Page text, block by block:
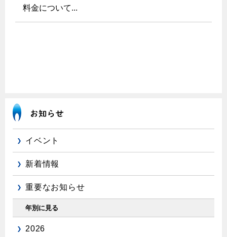
料金について...
イベント
新着情報
重要なお知らせ
年別に見る
2026